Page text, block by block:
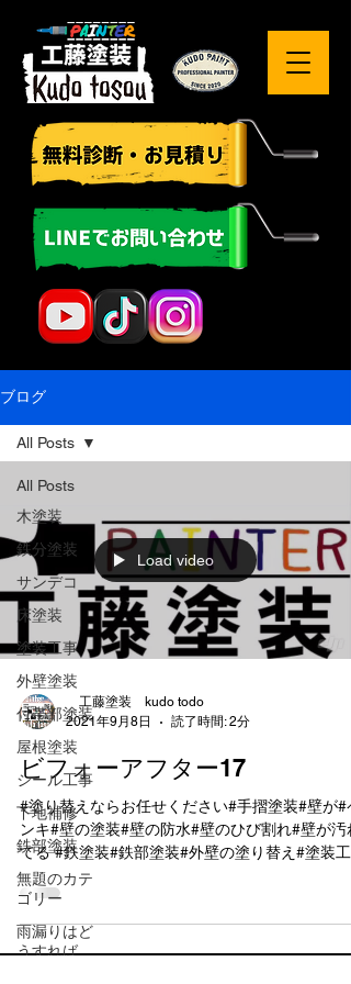
ブログ
All Posts
木塗装
鉄分塗装
サンデコ
床塗装
塗装工事
外壁塗装
付帯部塗装
屋根塗装
シール工事
下地補修
鉄部塗装
無題のカテ
ゴリー
雨漏りはど
うすれば
All Posts
Load video
工藤塗装 kudo todo
2021年9月8日
読了時間: 2分
ビフォーアフター17
#塗り替えならお任せください#手摺塗装#壁が#
ンキ#壁の塗装#壁の防水#壁のひび割れ#壁が汚
てる #鉄塗装#鉄部塗装#外壁の塗り替え#塗装工
#防水効果#建造物の塗装#建造物塗り替え#綺麗
したい#やっぱこれだね#綺麗になる#十人十色#
造物を塗りたい#家を塗りたい#住宅塗